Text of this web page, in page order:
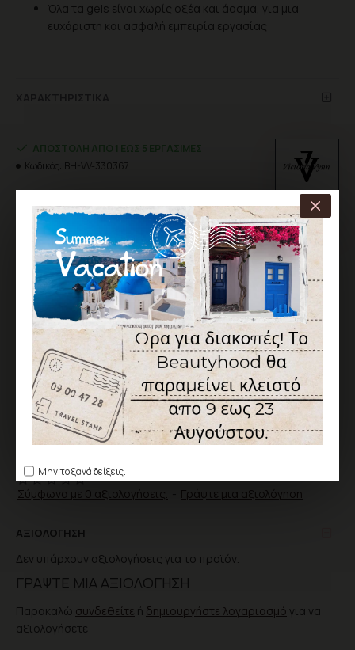
Μην το ξανά δείξεις.
Όλα τα gels είναι χωρίς οξέα και άοσμα, για μια
ευχάριστη και ασφαλή εμπειρία εργασίας
Σύμφωνα με 0 αξιολογήσεις. Γράψτε μια αξιολόγηση
14,50€
Χωρίς ΦΠΑ: 11,69€
ΑΠΟΣΤΟΛΉ ΑΠΌ 1 ΈΩΣ 5 ΕΡΓΆΣΙΜΕΣ
Κωδικός: BH-VV-330367
Victoria
Vynn
ΚΑΛΆΘΙ
ΑΓΟΡΆ
ΕΠΙΘΥΜΗΤΌ ΣΎΓΚΡΙΣΗ
ΑΞΙΟΛΌΓΗΣΗ
Δεν υπάρχουν αξιολογήσεις για το προϊόν.
ΓΡΆΨΤΕ ΜΙΑ ΑΞΙΟΛΌΓΗΣΗ
Παρακαλώ συνδεθείτε ή δημιουργήστε λογαριασμό για να
αξιολογήσετε